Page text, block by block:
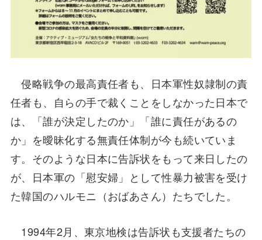
侵略戦争の最高責任者も、日本軍性奴隷制の責
任者も、自らの手で裁くことをしなかった日本で
は、「誰が決定したのか」「誰に責任があるの
か」を曖昧化する無責任体制が今も続いていま
す。そのような日本に告訴状をもって来日したの
が、日本軍の「慰安婦」として性暴力被害を受け
た韓国のハルモニ（おばあさん）たちでした。
1994年2月、東京地検は告訴状も支援者たちの